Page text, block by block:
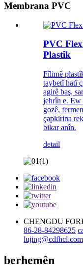
Membrana PVC
PVC
Plastîk
Fîlimê
taybetî hatî
agirê baş,
jehrîn e.
gozê,
çapkirina
bikar anîn.
detail
CHENGDU
86-28-84298625
lujing@cdfhcl.com
berhemên